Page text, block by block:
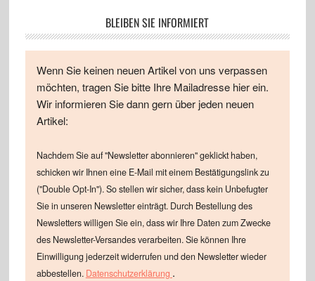
BLEIBEN SIE INFORMIERT
Wenn Sie keinen neuen Artikel von uns verpassen
möchten, tragen Sie bitte Ihre Mailadresse hier ein.
Wir informieren Sie dann gern über jeden neuen
Artikel:
Nachdem Sie auf "Newsletter abonnieren" geklickt haben,
schicken wir Ihnen eine E-Mail mit einem Bestätigungslink zu
("Double Opt-In"). So stellen wir sicher, dass kein Unbefugter
Sie in unseren Newsletter einträgt. Durch Bestellung des
Newsletters willigen Sie ein, dass wir Ihre Daten zum Zwecke
des Newsletter-Versandes verarbeiten. Sie können Ihre
Einwilligung jederzeit widerrufen und den Newsletter wieder
abbestellen. Datenschutzerklärung .